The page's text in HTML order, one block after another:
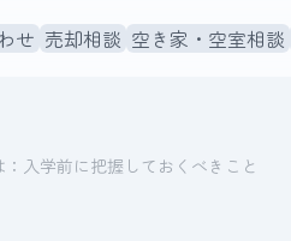
せ 売却相談 空き家・空室相談
入学前に把握しておくべきこと